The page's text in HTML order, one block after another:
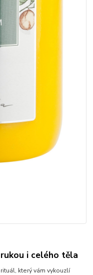
i celého těla
který vám vykouzlí